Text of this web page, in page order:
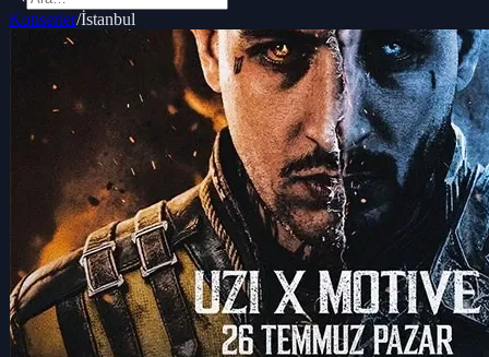
Konserler/İstanbul